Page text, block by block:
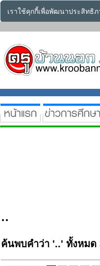
เราใช้คุกกี้เพื่อพัฒนาประสิทธิ
..
ค้นพบคำว่า '..' ทั้งหมด